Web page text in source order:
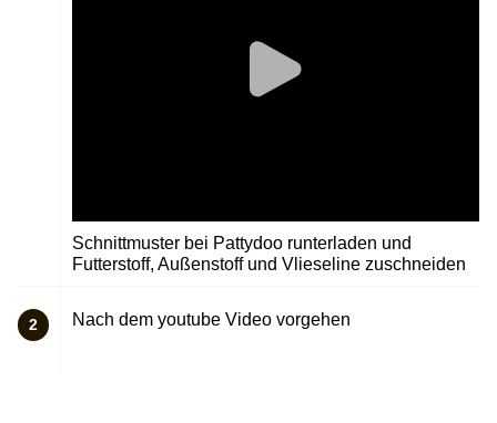
Schnittmuster bei Pattydoo runterladen und
Futterstoff, Außenstoff und Vlieseline zuschneiden
2 Nach dem youtube Video vorgehen